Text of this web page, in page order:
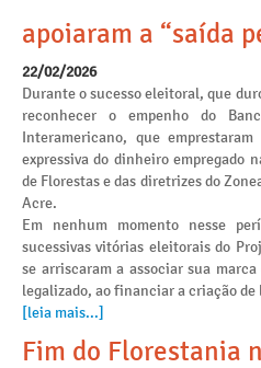
apoiaram a “saída
22/02/2026
Durante o sucesso eleitoral, que
reconhecer o empenho do
Interamericano, que
expressiva do dinheiro empregado
de Florestas e das diretrizes do
Acre.
Em nenhum momento nesse
sucessivas vitórias eleitorais do
se arriscaram a associar sua
legalizado, ao financiar a criação de
[leia mais...]
Fim do Florestania